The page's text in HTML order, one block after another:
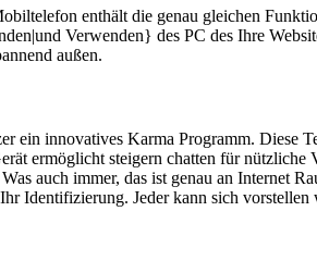
enthält die genau gleichen
Verwenden} des PC des Ihre
außen.
ein innovatives Karma Programm.
ermöglicht steigern chatten für
auch immer, das ist genau an Internet
Identifizierung. Jeder kann sich vorstellen